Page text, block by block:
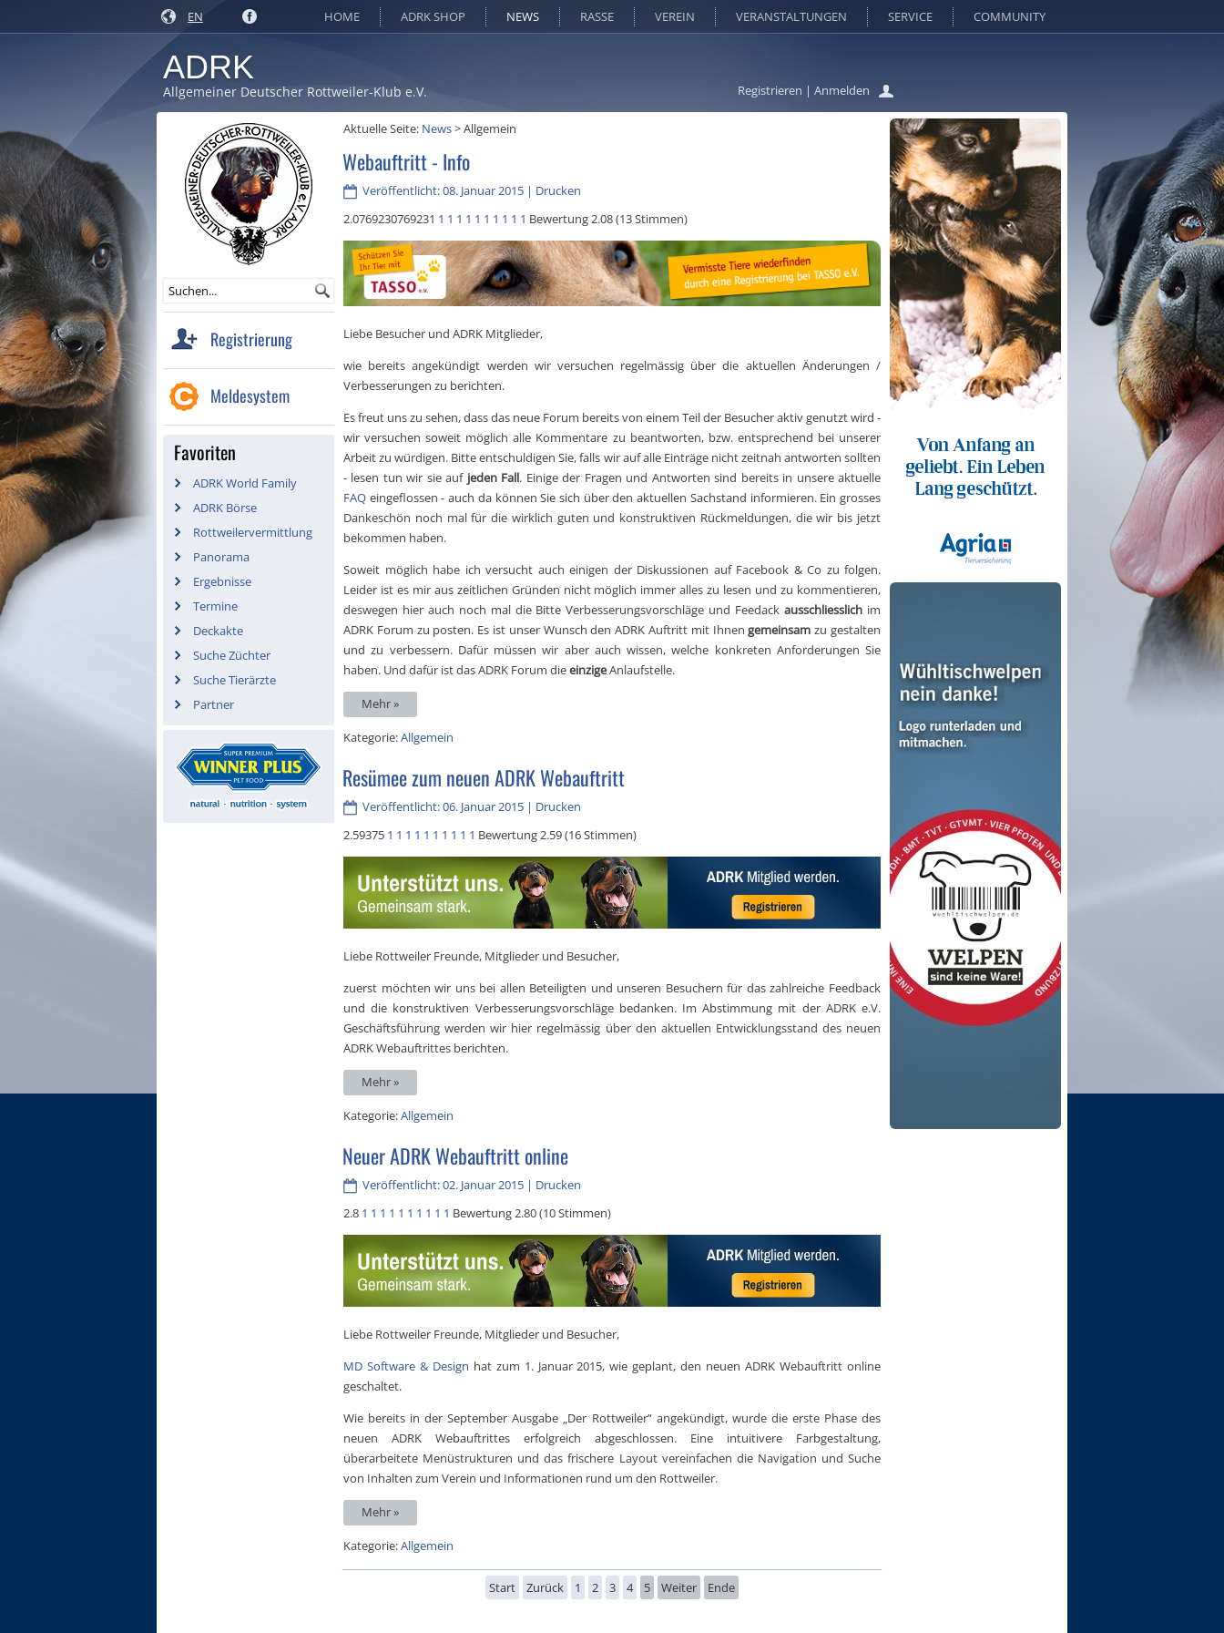
EN
Registrieren | Anmelden
HOME ADRK SHOP NEWS RASSE VEREIN VERANSTALTUNGEN SERVICE COMMUNITY
ADRK
Allgemeiner Deutscher Rottweiler-Klub e.V.
Registrierung
Meldesystem
Favoriten
ADRK World Family
ADRK Börse
Rottweilervermittlung
Panorama
Ergebnisse
Termine
Deckakte
Suche Züchter
Suche Tierärzte
Partner
Aktuelle Seite: News>Allgemein
Webauftritt - Info
Veröffentlicht: 08. Januar 2015 | Drucken
2.0769230769231 1 1 1 1 1 1 1 1 1 1 Bewertung 2.08 (13 Stimmen)
Liebe Besucher und ADRK Mitglieder,
wie bereits angekündigt werden wir versuchen regelmässig über die aktuellen Änderungen /
Verbesserungen zu berichten.
Es freut uns zu sehen, dass das neue Forum bereits von einem Teil der Besucher aktiv genutzt wird -
wir versuchen soweit möglich alle Kommentare zu beantworten, bzw. entsprechend bei unserer
Arbeit zu würdigen. Bitte entschuldigen Sie, falls wir auf alle Einträge nicht zeitnah antworten sollten
- lesen tun wir sie auf jeden Fall. Einige der Fragen und Antworten sind bereits in unsere aktuelle
FAQ eingeflossen - auch da können Sie sich über den aktuellen Sachstand informieren. Ein grosses
Dankeschön noch mal für die wirklich guten und konstruktiven Rückmeldungen, die wir bis jetzt
bekommen haben.
Soweit möglich habe ich versucht auch einigen der Diskussionen auf Facebook & Co zu folgen.
Leider ist es mir aus zeitlichen Gründen nicht möglich immer alles zu lesen und zu kommentieren,
deswegen hier auch noch mal die Bitte Verbesserungsvorschläge und Feedackausschliesslich im
ADRK Forum zu posten. Es ist unser Wunsch den ADRK Auftritt mit Ihnengemeinsam zu gestalten
und zu verbessern. Dafür müssen wir aber auch wissen, welche konkreten Anforderungen Sie
haben. Und dafür ist das ADRK Forum dieeinzigeAnlaufstelle.
Mehr »
Kategorie:Allgemein
Resümee zum neuen ADRK Webauftritt
Veröffentlicht: 06. Januar 2015 | Drucken
2.59375 1 1 1 1 1 1 1 1 1 1 Bewertung 2.59 (16 Stimmen)
Liebe Rottweiler Freunde, Mitglieder und Besucher,
zuerst möchten wir uns bei allen Beteiligten und unseren Besuchern für das zahlreiche Feedback
und die konstruktiven Verbesserungsvorschläge bedanken. Im Abstimmung mit der ADRK e.V.
Geschäftsführung werden wir hier regelmässig über den aktuellen Entwicklungsstand des neuen
ADRK Webauftrittes berichten.
Mehr »
Kategorie:Allgemein
Neuer ADRK Webauftritt online
Veröffentlicht: 02. Januar 2015 | Drucken
2.8 1 1 1 1 1 1 1 1 1 1 Bewertung 2.80 (10 Stimmen)
Liebe Rottweiler Freunde, Mitglieder und Besucher,
MD Software & Design hat zum 1. Januar 2015, wie geplant, den neuen ADRK Webauftritt online
geschaltet.
Wie bereits in der September Ausgabe „Der Rottweiler“ angekündigt, wurde die erste Phase des
neuen ADRK Webauftrittes erfolgreich abgeschlossen. Eine intuitivere Farbgestaltung,
überarbeitete Menüstrukturen und das frischere Layout vereinfachen die Navigation und Suche
von Inhalten zum Verein und Informationen rund um den Rottweiler.
Mehr »
Kategorie:Allgemein
Start Zurück 1 2 3 4 5 Weiter Ende